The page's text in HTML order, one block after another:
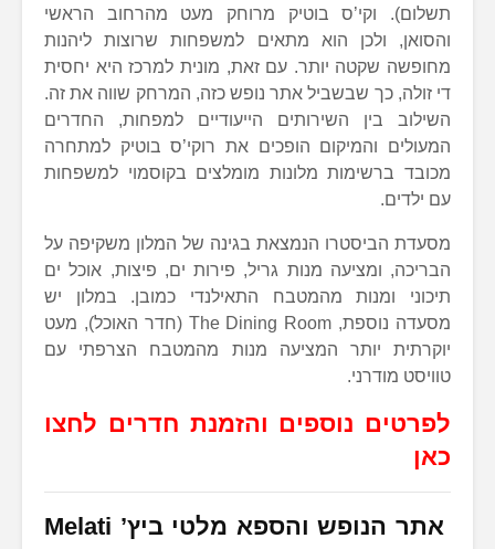
תשלום). וקי’ס בוטיק מרוחק מעט מהרחוב הראשי
והסואן, ולכן הוא מתאים למשפחות שרוצות ליהנות
מחופשה שקטה יותר. עם זאת, מונית למרכז היא יחסית
די זולה, כך שבשביל אתר נופש כזה, המרחק שווה את זה.
השילוב בין השירותים הייעודיים למפחות, החדרים
המעולים והמיקום הופכים את רוקי’ס בוטיק למתחרה
מכובד ברשימות מלונות מומלצים בקוסמוי למשפחות
עם ילדים.
מסעדת הביסטרו הנמצאת בגינה של המלון משקיפה על
הבריכה, ומציעה מנות גריל, פירות ים, פיצות, אוכל ים
תיכוני ומנות מהמטבח התאילנדי כמובן. במלון יש
מסעדה נוספת, The Dining Room (חדר האוכל), מעט
יוקרתית יותר המציעה מנות מהמטבח הצרפתי עם
טוויסט מודרני.
לפרטים נוספים והזמנת חדרים לחצו
כאן
אתר הנופש והספא מלטי ביץ’ Melati